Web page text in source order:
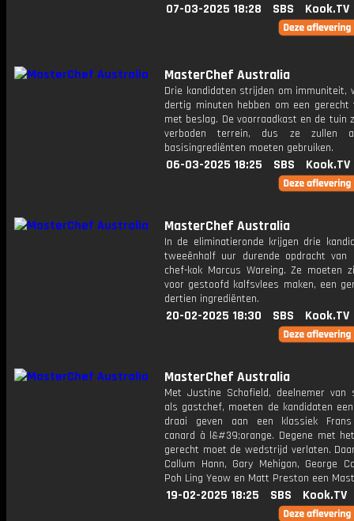
07-03-2025 18:28 SBS Kook.TV
MasterChef Australia
Drie kandidaten strijden om immuniteit,
dertig minuten hebben om een ​​gerecht
met beslag. De voorraadkast en de tuin
verboden terrein, dus ze zullen
basisingrediënten moeten gebruiken.
06-03-2025 18:25 SBS Kook.TV
MasterChef Australia
In de eliminatieronde krijgen drie
tweeënhalf uur durende opdracht van
chef-kok Marcus Wareing. Ze moeten
voor gestoofd kalfsvlees maken, een
dertien ingrediënten.
20-02-2025 18:30 SBS Kook.TV
MasterChef Australia
Met Justine Schofield, deelnemer van
als gastchef, moeten de kandidaten
draai geven aan een klassiek
canard à l&#39;orange. Degene met
gerecht moet de wedstrijd verlaten.
Callum Hann, Gary Mehigan, George
Poh Ling Yeow en Matt Preston een
19-02-2025 18:25 SBS Kook.TV